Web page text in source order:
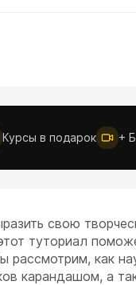
Курсы в подарок +
свою
туториал
как
карандашом, а